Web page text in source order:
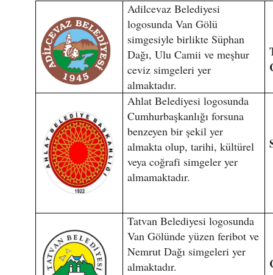
Adilcevaz Belediyesi
logosunda Van Gölü
simgesiyle birlikte Süphan
Dağı, Ulu Camii ve meşhur
ceviz simgeleri yer
almaktadır.
Ahlat Belediyesi logosunda
Cumhurbaşkanlığı forsuna
benzeyen bir şekil yer
almakta olup, tarihi, kültürel
veya coğrafi simgeler yer
almamaktadır.
Tatvan Belediyesi logosunda
Van Gölünde yüzen feribot ve
Nemrut Dağı simgeleri yer
almaktadır.